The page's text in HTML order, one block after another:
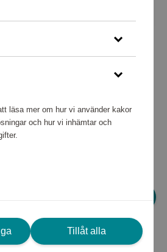
läsa mer om hur vi använder kakor
och hur vi inhämtar och
Tillåt alla